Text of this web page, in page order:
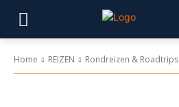
Home REIZEN Rondreizen & Roadtrips